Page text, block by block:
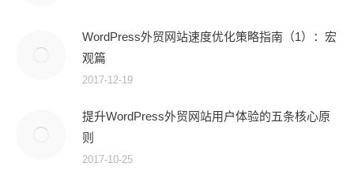
WordPress外贸网站速度优化策略指南（1）：宏
观篇
2017-12-19
提升WordPress外贸网站用户体验的五条核心原
则
2017-10-25